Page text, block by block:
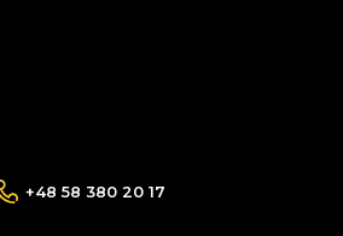
+48 58 380 20 17